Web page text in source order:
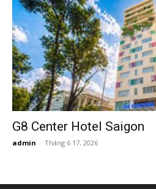
G8 Center Hotel Saigon
admin - Tháng 6 17, 2026